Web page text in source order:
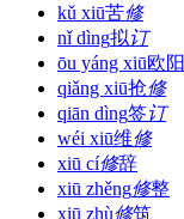
kǔ xiū苦修
nǐ dìng拟订
ōu yáng xiū欧阳
qiǎng xiū抢修
qiān dìng签订
wéi xiū维修
xiū cí修辞
xiū zhěng修整
xiū zhù修筑